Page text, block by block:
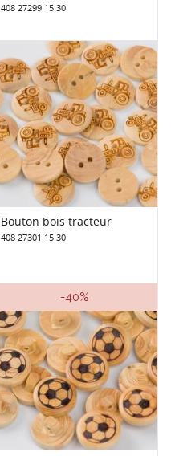
408 27299 15 30
Bouton bois tracteur
408 27301 15 30
-40%